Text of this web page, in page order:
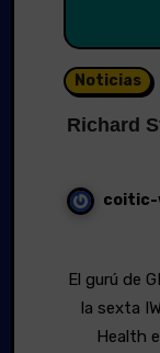
Noticias
Richard
coitic-
El gurú de GNU, Richard Stallman participará en
la sexta
Health